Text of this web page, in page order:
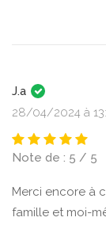
J.a
28/04/2024 à
Note de : 5 / 5
Merci encore à
famille et moi-